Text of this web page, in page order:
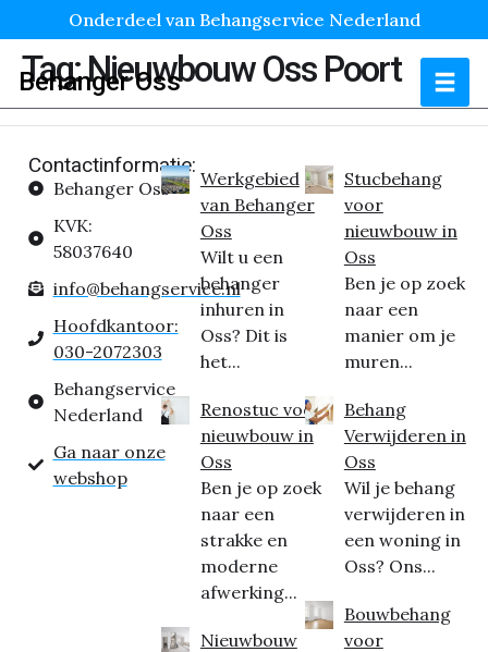
Onderdeel van Behangservice Nederland
Behanger Oss
Tag:Nieuwbouw Oss Poort
Contactinformatie:
Behanger Oss
KVK:
58037640
info@behangservice.nl
Hoofdkantoor:
030-2072303
Behangservice
Nederland
Ga naar onze
webshop
Werkgebied
van Behanger
Oss
Wilt u een
behanger
inhuren in
Oss? Dit is
het...
Renostuc voor
nieuwbouw in
Oss
Ben je op zoek
naar een
strakke en
moderne
afwerking...
Nieuwbouw
Stucbehang
voor
nieuwbouw in
Oss
Ben je op zoek
naar een
manier om je
muren...
Behang
Verwijderen in
Oss
Wil je behang
verwijderen in
een woning in
Oss? Ons...
Bouwbehang
voor